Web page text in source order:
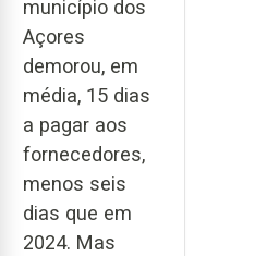
município dos
Açores
demorou, em
média, 15 dias
a pagar aos
fornecedores,
menos seis
dias que em
2024. Mas